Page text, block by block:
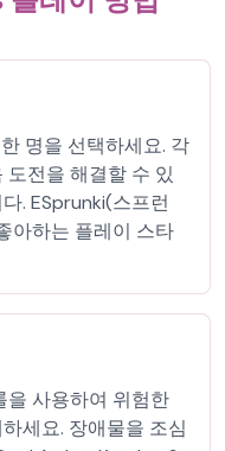
명을 선택하세요. 각
전을 해결할 수 있
. ESprunki(스프런
아하는 플레이 스타
을 사용하여 위험한
세요. 장애물을 조심